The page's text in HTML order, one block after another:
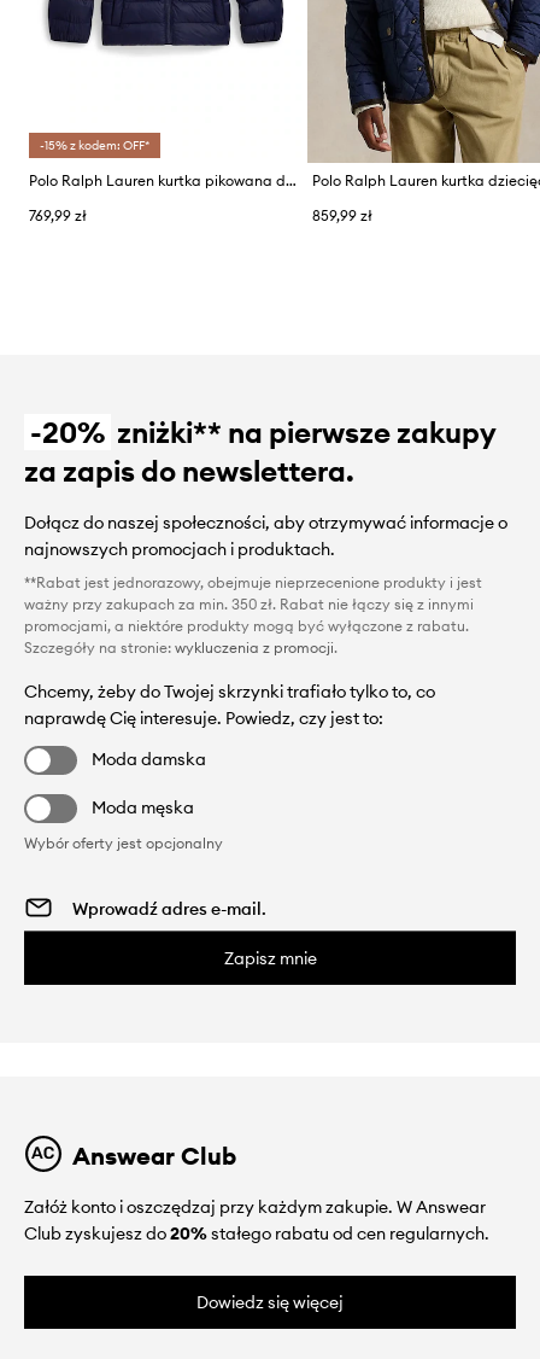
-15% z kodem: OFF*
Polo Ralph Lauren kurtka pikowana dziecięca
769,99 zł
Polo Ralph Lauren kurtka
859,99 zł
-20% zniżki** na pierwsze zakupy
za zapis do newslettera.
Dołącz do naszej społeczności, aby otrzymywać informacje o
najnowszych promocjach i produktach.
**Rabat jest jednorazowy, obejmuje nieprzecenione produkty i jest
ważny przy zakupach za min. 350 zł. Rabat nie łączy się z innymi
promocjami, a niektóre produkty mogą być wyłączone z rabatu.
Szczegóły na stronie: wykluczenia z promocji.
Chcemy, żeby do Twojej skrzynki trafiało tylko to, co
naprawdę Cię interesuje. Powiedz, czy jest to:
Moda damska
Moda męska
Wybór oferty jest opcjonalny
Zapisz mnie
Answear Club
Załóż konto i oszczędzaj przy każdym zakupie. W Answear
Club zyskujesz do20%stałego rabatu od cen regularnych.
Dowiedz się więcej